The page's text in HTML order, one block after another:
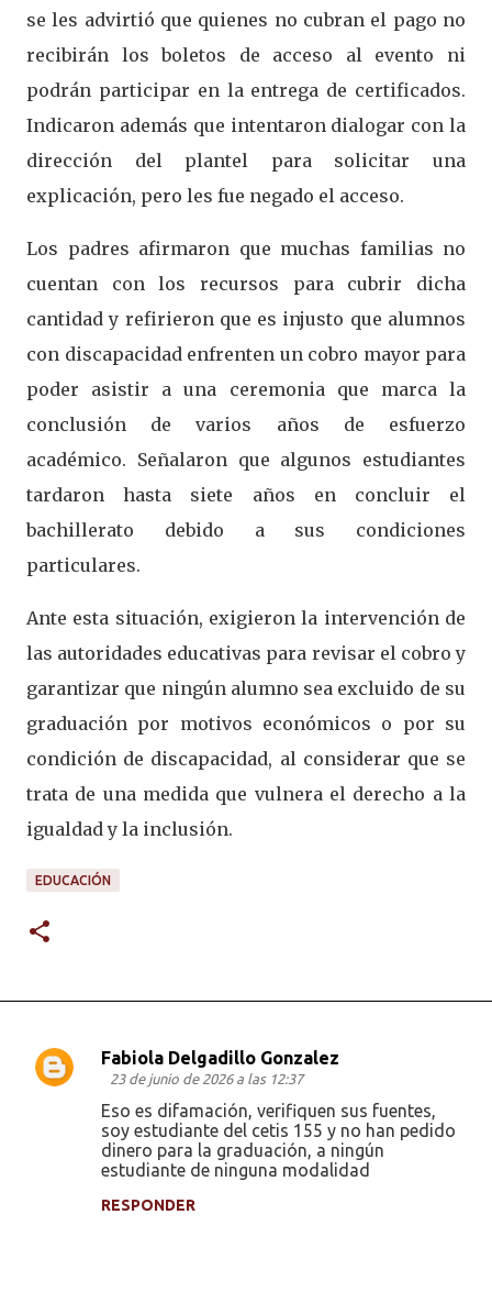
se les advirtió que quienes no cubran el pago no
recibirán los boletos de acceso al evento ni
podrán participar en la entrega de certificados.
Indicaron además que intentaron dialogar con la
dirección del plantel para solicitar una
explicación, pero les fue negado el acceso.
Los padres afirmaron que muchas familias no
cuentan con los recursos para cubrir dicha
cantidad y refirieron que es injusto que alumnos
con discapacidad enfrenten un cobro mayor para
poder asistir a una ceremonia que marca la
conclusión de varios años de esfuerzo
académico. Señalaron que algunos estudiantes
tardaron hasta siete años en concluir el
bachillerato debido a sus condiciones
particulares.
Ante esta situación, exigieron la intervención de
las autoridades educativas para revisar el cobro y
garantizar que ningún alumno sea excluido de su
graduación por motivos económicos o por su
condición de discapacidad, al considerar que se
trata de una medida que vulnera el derecho a la
igualdad y la inclusión.
EDUCACIÓN
C
Fabiola Delgadillo Gonzalez
23 de junio de 2026 a las 12:37
Eso es difamación, verifiquen sus fuentes,
soy estudiante del cetis 155 y no han pedido
dinero para la graduación, a ningún
estudiante de ninguna modalidad
RESPONDER